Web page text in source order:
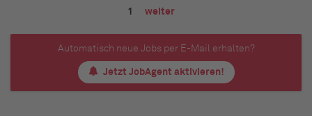
1 weiter
Automatisch neue Jobs per E-Mail erhalten?
Jetzt JobAgent aktivieren!